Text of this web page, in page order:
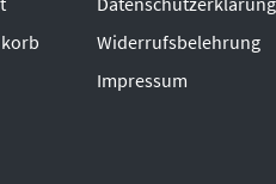
Widerrufsbelehrung
Impressum